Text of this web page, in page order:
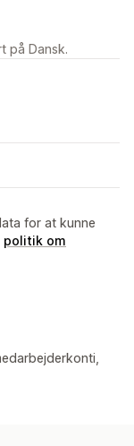
på Dansk.
for at kunne
politik om